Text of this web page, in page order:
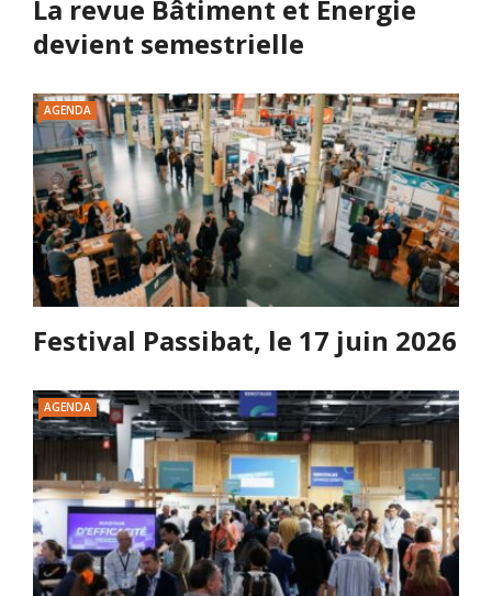
La revue Bâtiment et Energie
devient semestrielle
AGENDA
Festival Passibat, le 17 juin 2026
AGENDA